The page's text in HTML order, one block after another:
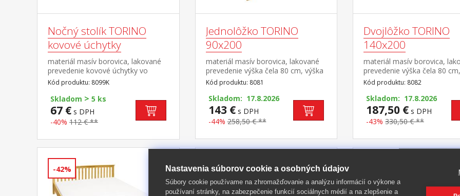
Nočný stolík TORINO
kovové úchytky
materiál masív borovica, lakované
prevedenie kovové úchytky vo
farebnom prevedení černená
mosadz 2 zásuvky s kovovými pojazdmi
Kód produktu: 8099K
Skladom > 5 ks
67 € s DPH
-40% 112 € **
Jednolôžko TORINO
90x200
materiál masív borovica, lakované
prevedenie výška čela 80 cm, výška
sedu 38 cm, cena bez roštu a
matraca minimálna odporúčaná
výška matraca 15 cm odporúčaný
rozmer matraca 90 × 200 cm a rošt
R1 odporúčaná nosnosť do 120 kg
Kód produktu: 8081
Skladom: 17.8.2026
143 €s DPH
-44% 258,50 € **
Dvojlôžko TORINO
140x200
materiál masív borovica,
prevedenie výška čela 80
sedu 38 cm, cena bez roštu
matraca minimálna
výška matraca 15 cm
rozmer matraca 140 × 200
rošt R3 odporúčaná
kg na každej polovici postele
Kód produktu: 8082
Skladom: 17.8.2026
187,50 € s DPH
-43% 330,50 € **
-42% -40%
Nastavenia súborov cookie a osobných údajov
Súbory cookie používame na zhromažďovanie a analýzu informácií o výkone a
používaní stránky, na zabezpečenie funkcií sociálnych médií a na zlepšenie a